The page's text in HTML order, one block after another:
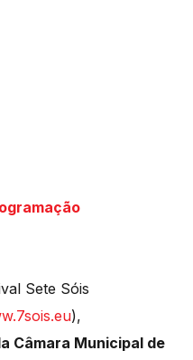
Sete Sóis
),
Câmara Municipal de